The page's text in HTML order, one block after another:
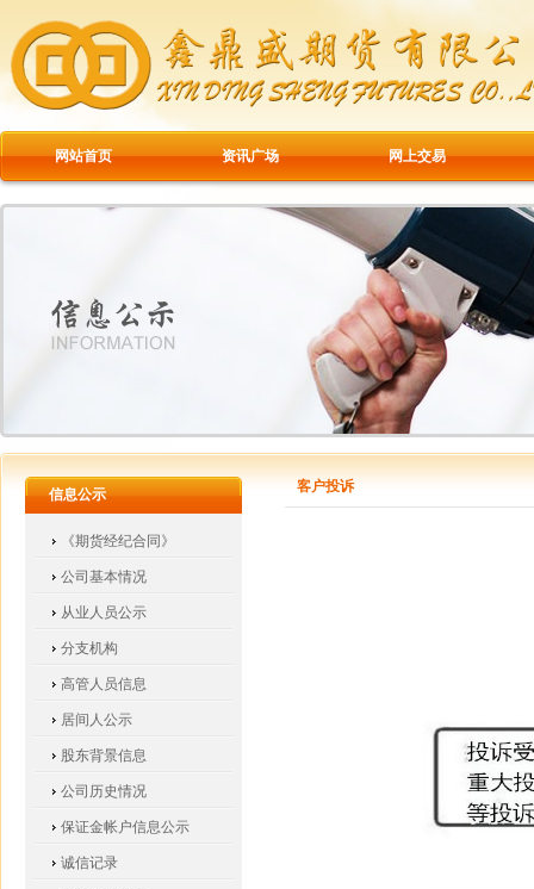
网站首页 资讯广场 网上交易
信息公示
《期货经纪合同》
公司基本情况
从业人员公示
分支机构
高管人员信息
居间人公示
股东背景信息
公司历史情况
保证金帐户信息公示
诚信记录
客户投诉